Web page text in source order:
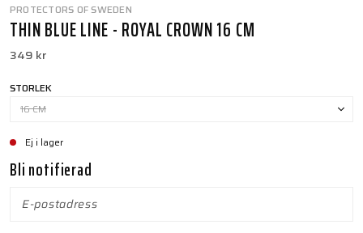
PROTECTORS OF SWEDEN
THIN BLUE LINE - ROYAL CROWN 16 CM
349 kr
STORLEK
16 CM
Ej i lager
Bli notifierad